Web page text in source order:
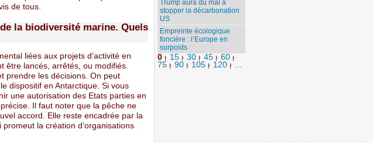
de tous.
la biodiversité marine. Quels
liées aux projets d’activité en
être lancés, arrêtés, ou modifiés.
prendre les décisions. On peut
dispositif en Antarctique. Si vous
une autorisation des Etats parties en
Il faut noter que la pêche ne
accord. Elle reste encadrée par la
la création d’organisations
Trump aura du mal à
stopper la décarbonation
US
Empreinte écologique
foncière : l’Europe en
surpoids
0 | 15 | 30 | 45 | 60 |
75 | 90 | 105 | 120 | ...